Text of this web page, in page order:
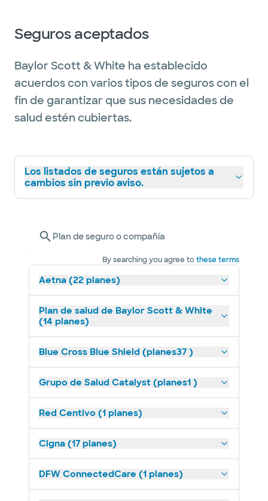
Seguros aceptados
Baylor Scott & White ha establecido
acuerdos con varios tipos de seguros con el
fin de garantizar que sus necesidades de
salud estén cubiertas.
Los listados de seguros están sujetos a
cambios sin previo aviso.
Plan de seguro o compañía
By searching you agree tothese terms
Aetna (22 planes)
Plan de salud de Baylor Scott & White
(14 planes)
Blue Cross Blue Shield (planes37 )
Grupo de Salud Catalyst (planes1 )
Red Centivo (1 planes)
Cigna (17 planes)
DFW ConnectedCare (1 planes)